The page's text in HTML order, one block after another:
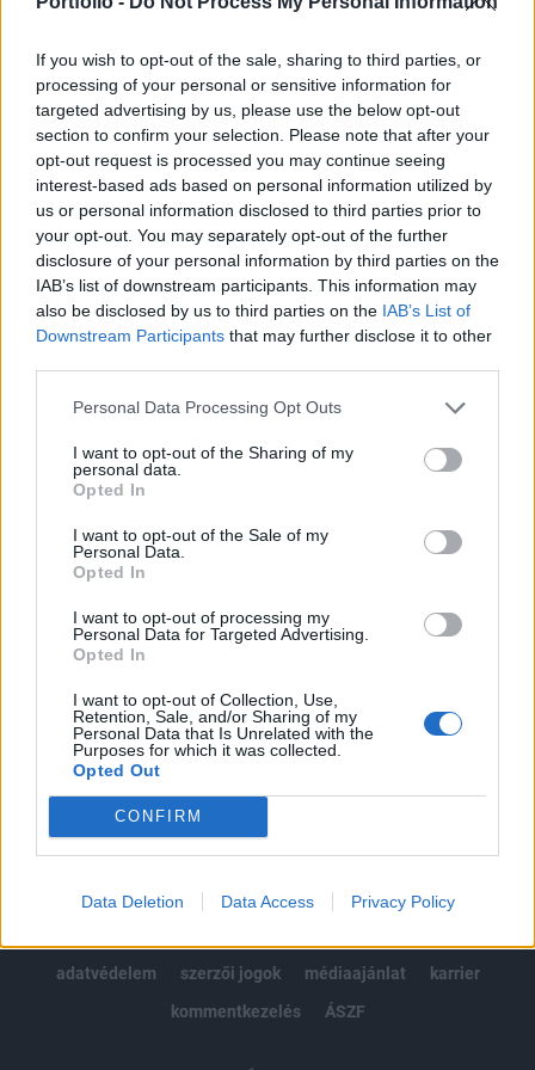
If you wish to opt-out of the sale, sharing to third parties, or
processing of your personal or sensitive information for
targeted advertising by us, please use the below opt-out
section to confirm your selection. Please note that after your
opt-out request is processed you may continue seeing
interest-based ads based on personal information utilized by
us or personal information disclosed to third parties prior to
your opt-out. You may separately opt-out of the further
disclosure of your personal information by third parties on the
IAB’s list of downstream participants. This information may
also be disclosed by us to third parties on the IAB’s List of
Downstream Participants that may further disclose it to other
Personal Data Processing Opt Outs
I want to opt-out of the Sharing of my
personal data.
Opted In
I want to opt-out of the Sale of my
Personal Data.
Opted In
I want to opt-out of processing my
Personal Data for Targeted Advertising.
Opted In
I want to opt-out of Collection, Use,
Retention, Sale, and/or Sharing of my
Personal Data that Is Unrelated with the
Purposes for which it was collected.
Opted Out
CONFIRM
Data Deletion Data Access Privacy Policy
A kerületnek meg kellett volna keresnie a Kulturális
Örökségvédelmi Hivatalt, mint szakhatóságot és az
engedélyét kellett volna kérnie a bontáshoz, tekintettel arra,
hogy a szomszédos Király utca 38. szám alatti műemlék
épület okán a Király utca 40. műemléki környezetben áll. Az
ügyészség tegnap kézbesítette határozatát, amelyet a VII.
kerület hivatalosan át is vett....
KEDVES OLVASÓNK!
A keresett cikk a portfolio.hu hírarchívumához
tartozik, melynek olvasása előfizetéses
Az előfizetés a következőket tartalmazza:
Portfolio.hu teljes cikkarchívum
Kötéslisták: BÉT elmúlt 2 év napon belüli
kötéslistái
Előfizetés
MÁR ELŐFIZETŐNK VAGY?BEJELENTKEZÉS
© 2026 Portfolio
adatvédelem
szerzői jogok médiaajánlat
karrier
kommentkezelés
ÁSZF